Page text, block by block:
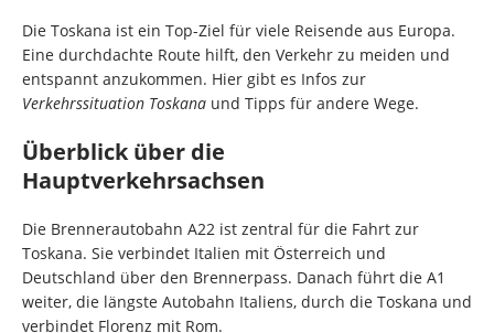
Die Toskana ist ein Top-Ziel für viele Reisende aus Europa.
Eine durchdachte Route hilft, den Verkehr zu meiden und
entspannt anzukommen. Hier gibt es Infos zur
Verkehrssituation Toskana und Tipps für andere Wege.
Überblick über die
Hauptverkehrsachsen
Die Brennerautobahn A22 ist zentral für die Fahrt zur
Toskana. Sie verbindet Italien mit Österreich und
Deutschland über den Brennerpass. Danach führt die A1
weiter, die längste Autobahn Italiens, durch die Toskana und
verbindet Florenz mit Rom.